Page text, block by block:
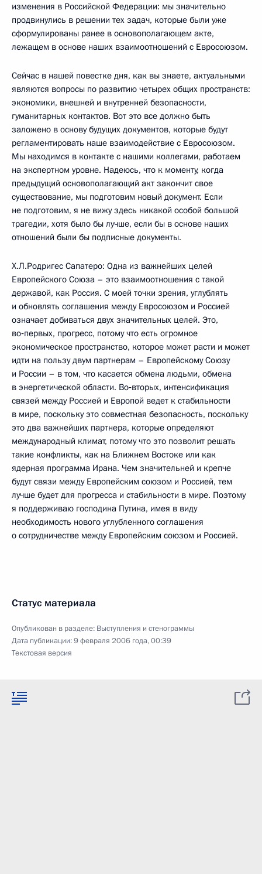
изменения в Российской Федерации: мы значительно
продвинулись в решении тех задач, которые были уже
сформулированы ранее в основополагающем акте,
лежащем в основе наших взаимоотношений с Евросоюзом.
Сейчас в нашей повестке дня, как вы знаете, актуальными
являются вопросы по развитию четырех общих пространств:
экономики, внешней и внутренней безопасности,
гуманитарных контактов. Вот это все должно быть
заложено в основу будущих документов, которые будут
регламентировать наше взаимодействие с Евросоюзом.
Мы находимся в контакте с нашими коллегами, работаем
на экспертном уровне. Надеюсь, что к моменту, когда
предыдущий основополагающий акт закончит свое
существование, мы подготовим новый документ. Если
не подготовим, я не вижу здесь никакой особой большой
трагедии, хотя было бы лучше, если бы в основе наших
отношений были бы подписные документы.
Х.Л.Родригес Сапатеро: Одна из важнейших целей
Европейского Союза – это взаимоотношения с такой
державой, как Россия. С моей точки зрения, углублять
и обновлять соглашения между Евросоюзом и Россией
означает добиваться двух значительных целей. Это,
во‑первых, прогресс, потому что есть огромное
экономическое пространство, которое может расти и может
идти на пользу двум партнерам – Европейскому Союзу
и России – в том, что касается обмена людьми, обмена
в энергетической области. Во‑вторых, интенсификация
связей между Россией и Европой ведет к стабильности
в мире, поскольку это совместная безопасность, поскольку
это два важнейших партнера, которые определяют
международный климат, потому что это позволит решать
такие конфликты, как на Ближнем Востоке или как
ядерная программа Ирана. Чем значительней и крепче
будут связи между Европейским союзом и Россией, тем
лучше будет для прогресса и стабильности в мире. Поэтому
я поддерживаю господина Путина, имея в виду
необходимость нового углубленного соглашения
о сотрудничестве между Европейским союзом и Россией.
Статус материала
Опубликован в разделе: Выступления и стенограммы
Дата публикации:9 февраля 2006 года, 00:39
Текстовая версия